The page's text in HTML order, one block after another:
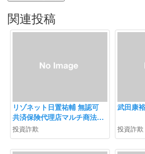
関連投稿
リゾネット日置祐輔 無認可
共済保険代理店マルチ商法
ネクストエイド勧誘注意
投資詐欺
武田康裕
投資詐欺